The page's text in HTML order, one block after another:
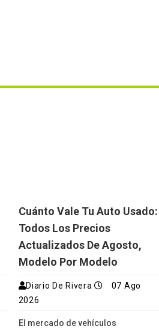
Cuánto Vale Tu Auto Usado:
Todos Los Precios
Actualizados De Agosto,
Modelo Por Modelo
Diario De Rivera
07 Ago
2026
El mercado de vehículos